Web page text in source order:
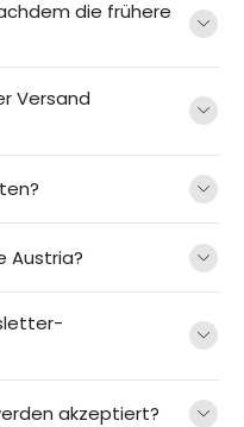
die frühere
Versand
Austria?
akzeptiert?